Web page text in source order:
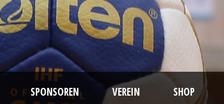
SPONSOREN VEREIN SHOP